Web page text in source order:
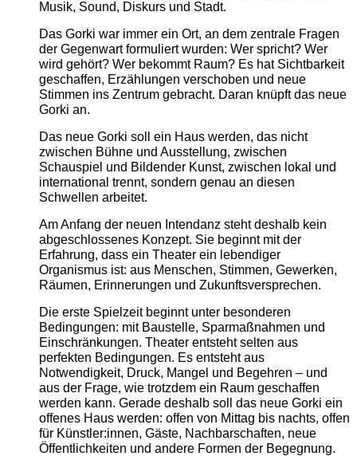
Musik, Sound, Diskurs und Stadt.
Das Gorki war immer ein Ort, an dem zentrale Fragen
der Gegenwart formuliert wurden: Wer spricht? Wer
wird gehört? Wer bekommt Raum? Es hat Sichtbarkeit
geschaffen, Erzählungen verschoben und neue
Stimmen ins Zentrum gebracht. Daran knüpft das neue
Gorki an.
Das neue Gorki soll ein Haus werden, das nicht
zwischen Bühne und Ausstellung, zwischen
Schauspiel und Bildender Kunst, zwischen lokal und
international trennt, sondern genau an diesen
Schwellen arbeitet.
Am Anfang der neuen Intendanz steht deshalb kein
abgeschlossenes Konzept. Sie beginnt mit der
Erfahrung, dass ein Theater ein lebendiger
Organismus ist: aus Menschen, Stimmen, Gewerken,
Räumen, Erinnerungen und Zukunftsversprechen.
Die erste Spielzeit beginnt unter besonderen
Bedingungen: mit Baustelle, Sparmaßnahmen und
Einschränkungen. Theater entsteht selten aus
perfekten Bedingungen. Es entsteht aus
Notwendigkeit, Druck, Mangel und Begehren – und
aus der Frage, wie trotzdem ein Raum geschaffen
werden kann. Gerade deshalb soll das neue Gorki ein
offenes Haus werden: offen von Mittag bis nachts, offen
für Künstler:innen, Gäste, Nachbarschaften, neue
Öffentlichkeiten und andere Formen der Begegnung.